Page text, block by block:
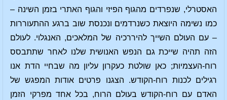
האסטרלי, שנפרדים מהגוף הפיזי והגוף האתרי בזמן השינה –
כמו נשימה היוצאת כשנרדמים ונכנסת שוב ברגע ההתעוררות
– עם העולם השייך להיררכיה של המלאכים, האנגלוי. לעולם
הזה תהיה שייכת גם הנפש האנושית שלנו לאחר שתתבסס
רוח-העצמיות; כאן שולטת כעקרון עליון מה שבחיי הדת אנו
רגילים לכנות רוח-הקודש. הצגנו פרטים אודות המפגש של
האדם עם רוח-הקודש בעולם הרוח, בכל אחד מפרקי הזמן